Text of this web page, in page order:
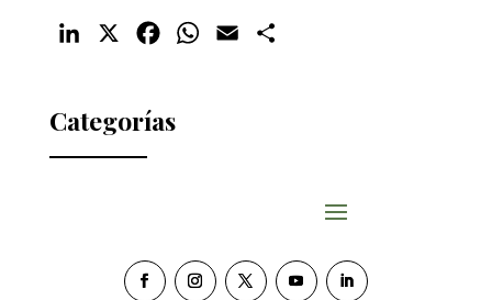
LinkedIn FacebookWhatsApp
Email
Categorías